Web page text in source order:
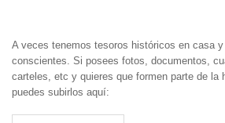
A veces tenemos tesoros históricos en casa
conscientes. Si posees fotos, documentos,
carteles, etc y quieres que formen parte de la
puedes subirlos aquí: